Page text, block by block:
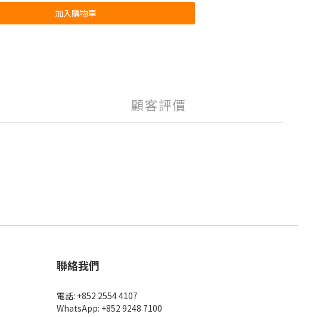
加入購物車
顧客評價
聯絡我們
電話: +852 2554 4107
WhatsApp: +852 9248 7100